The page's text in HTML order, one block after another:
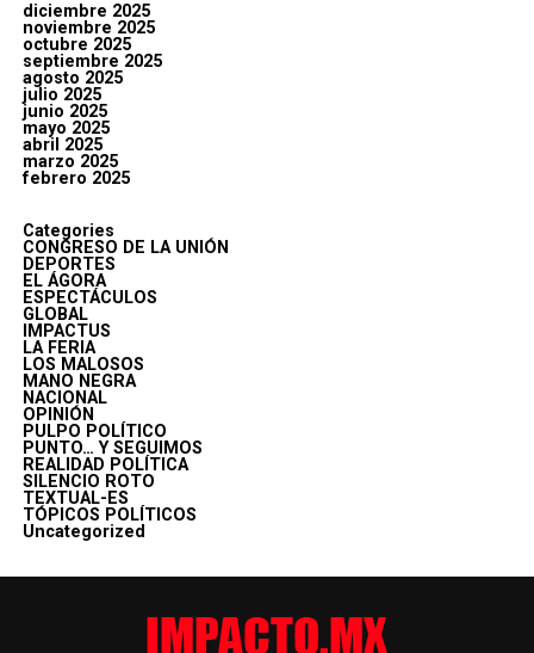
diciembre 2025
noviembre 2025
octubre 2025
septiembre 2025
agosto 2025
julio 2025
junio 2025
mayo 2025
abril 2025
marzo 2025
febrero 2025
Categories
CONGRESO DE LA UNIÓN
DEPORTES
EL ÁGORA
ESPECTÁCULOS
GLOBAL
IMPACTUS
LA FERIA
LOS MALOSOS
MANO NEGRA
NACIONAL
OPINIÓN
PULPO POLÍTICO
PUNTO… Y SEGUIMOS
REALIDAD POLÍTICA
SILENCIO ROTO
TEXTUAL-ES
TÓPICOS POLÍTICOS
Uncategorized